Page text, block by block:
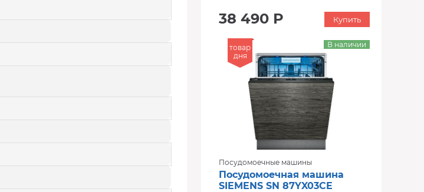
38 490 Р Купить
товар
дня
Посудомоечные машины
Посудомоечная машина
SIEMENS SN 87YX03CE
В наличии